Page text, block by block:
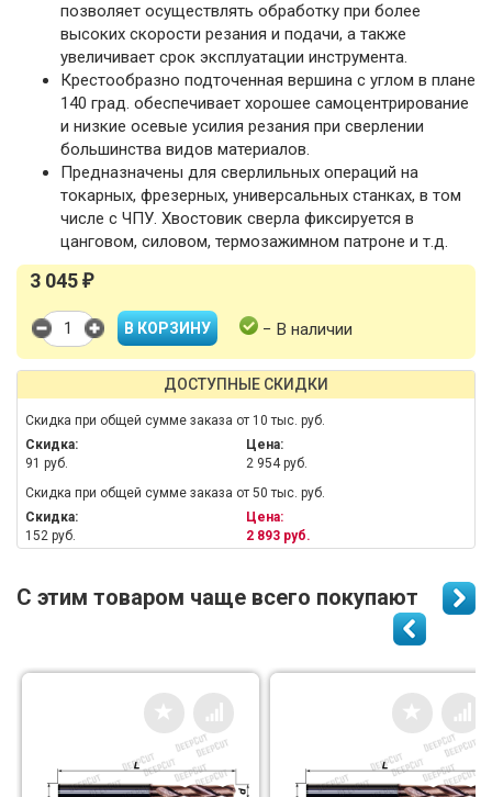
позволяет осуществлять обработку при более
высоких скорости резания и подачи, а также
увеличивает срок эксплуатации инструмента.
Крестообразно подточенная вершина с углом в плане
140 град. обеспечивает хорошее самоцентрирование
и низкие осевые усилия резания при сверлении
большинства видов материалов.
Предназначены для сверлильных операций на
токарных, фрезерных, универсальных станках, в том
числе с ЧПУ. Хвостовик сверла фиксируется в
цанговом, силовом, термозажимном патроне и т.д.
3 045 ₽
− В наличии
ДОСТУПНЫЕ СКИДКИ
Скидка при общей сумме заказа от 10 тыс. руб.
Скидка:
91 руб.
Цена:
2 954 руб.
Скидка при общей сумме заказа от 50 тыс. руб.
Скидка:
152 руб.
Цена:
2 893 руб.
С этим товаром чаще всего покупают